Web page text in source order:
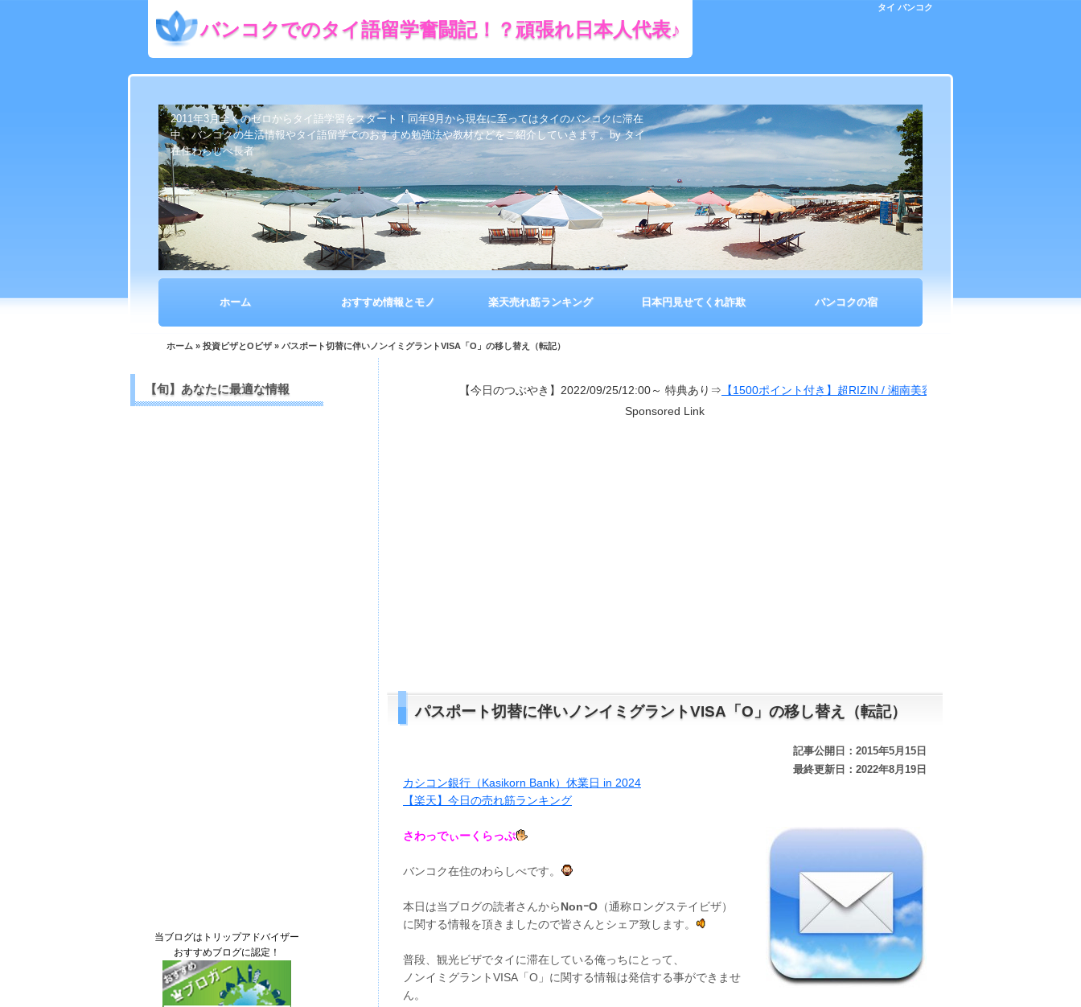
タイ バンコク
バンコクでのタイ語留学奮闘記！？頑張れ日本人代表♪
2011年3月全くのゼロからタイ語学習をスタート！同年9月から現在に至ってはタイのバンコクに滞在
中。バンコクの生活情報やタイ語留学でのおすすめ勉強法や教材などをご紹介していきます。by タイ
在住わらしべ長者
ホーム おすすめ情報とモノ 楽天売れ筋ランキング 日本円見せてくれ詐欺 バンコクの宿
ホーム » 投資ビザとOビザ» パスポート切替に伴いノンイミグラントVISA「O」の移し替え（転記）
【今日のつぶやき】2022/09/25/12:00～ 特典あり⇒ 【1500ポイント付き】超RIZIN / 湘南美容クリニック presents RIZIN.38
Sponsored Link
パスポート切替に伴いノンイミグラントVISA「O」の移し替え（転記）
記事公開日：2015年5月15日
最終更新日：2022年8月19日
カシコン銀行（Kasikorn Bank）休業日 in 2024
【楽天】今日の売れ筋ランキング
さわっでぃーくらっぷ
バンコク在住のわらしべです。
本日は当ブログの読者さんからNonｰO （通称ロングステイビザ）
に関する情報を頂きましたので皆さんとシェア致します。
普段、観光ビザでタイに滞在している俺っちにとって、
ノンイミグラントVISA「O」に関する情報は発信する事ができませ
ん。
【旬】あなたに最適な情報
当ブログはトリップアドバイザー
おすすめブログに認定！